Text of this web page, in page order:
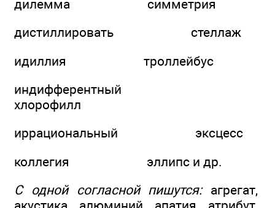
дилемма симметрия
дистиллировать стеллаж
идиллия троллейбус
индифферентный
хлорофилл
иррациональный эксцесс
коллегия эллипс и др.
С одной согласной пишутся:агрегат,